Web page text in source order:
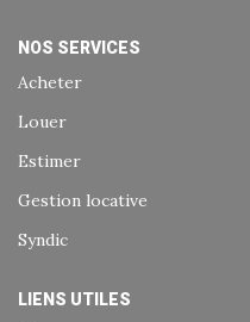
NOS SERVICES
Acheter
Louer
Estimer
Gestion locative
Syndic
LIENS UTILES